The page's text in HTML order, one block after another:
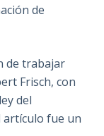
de
de trabajar
Frisch, con
del
artículo fue un